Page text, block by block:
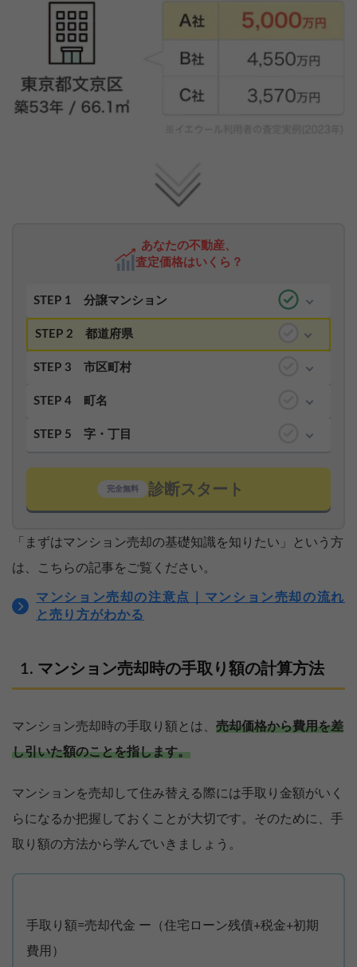
あなたの不動産、
査定価格はいくら？
STEP 1 分譲マンション
STEP 2 都道府県
STEP 3 市区町村
STEP 4 町名
STEP 5 字・丁目
完全無料 診断スタート
「まずはマンション売却の基礎知識を知りたい」という方
は、こちらの記事をご覧ください。
マンション売却の注意点｜マンション売却の流れ
と売り方がわかる
マンション売却時の手取り額の計算方法
マンション売却時の手取り額とは、 売却価格から費用を差
し引いた額のことを指します。
マンションを売却して住み替える際には手取り金額がいく
らになるか把握しておくことが大切です。そのために、手
取り額の方法から学んでいきましょう。
手取り額=売却代金 ー（住宅ローン残債+税金+初期
費用）